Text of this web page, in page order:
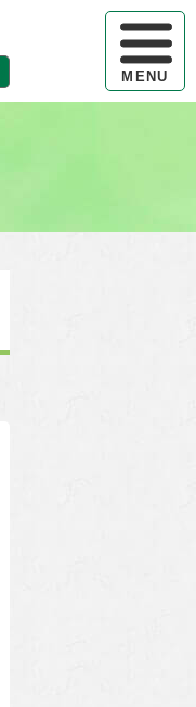
ハンバー
MENU